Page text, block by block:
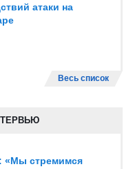
атаки на
Весь список
«Мы стремимся